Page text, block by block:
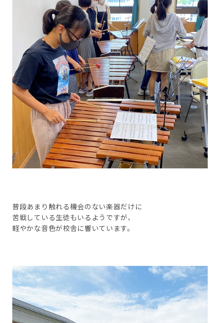
普段あまり触れる機会のない楽器だけに
苦戦している生徒もいるようですが、
軽やかな音色が校舎に響いています。